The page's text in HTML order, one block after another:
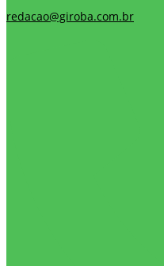
redacao@giroba.com.br